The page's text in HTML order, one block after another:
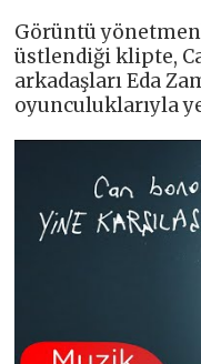
Görüntü
üstlendiği klipte,
arkadaşları Eda
oyunculuklarıyla